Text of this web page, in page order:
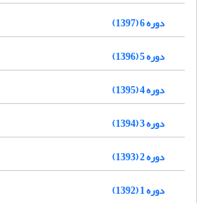
دوره 6 (1397)
دوره 5 (1396)
دوره 4 (1395)
دوره 3 (1394)
دوره 2 (1393)
دوره 1 (1392)